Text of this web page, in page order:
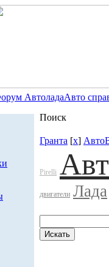
АвтоладаАвто
Поиск
Гранта [x]
Pirelli
двигатели Лада